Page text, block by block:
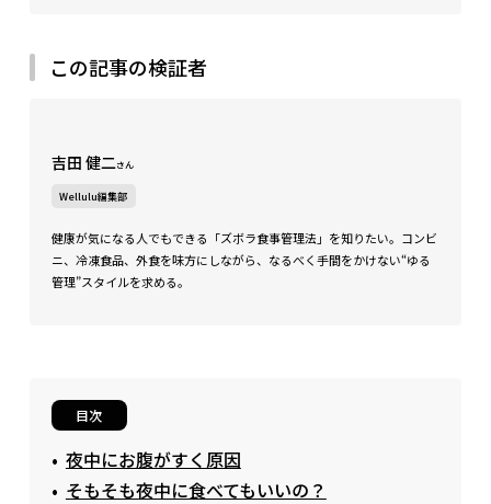
この記事の検証者
吉田 健二さん
Wellulu編集部
健康が気になる人でもできる「ズボラ食事管理法」を知りたい。コンビ
ニ、冷凍食品、外食を味方にしながら、なるべく手間をかけない“ゆる
管理”スタイルを求める。
目次
夜中にお腹がすく原因
そもそも夜中に食べてもいいの？